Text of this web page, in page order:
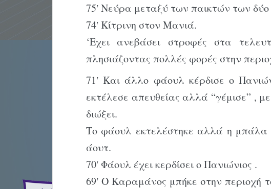
75′ Νεύρα μεταξύ των παικτών των
74′ Κίτρινη στον Μανιά.
‘Εχει ανεβάσει στροφές στα
πλησιάζοντας πολλές φορές στην
71′ Και άλλο φάουλ κέρδισε ο
εκτέλεσε απευθείας αλλά “γέμισε” ,
διώξει.
Το φάουλ εκτελέστηκε αλλά η μπάλα
άουτ.
70′ Φάουλ έχει κερδίσει ο Πανιώνιος .
69′ Ο Καραμάνος μπήκε στην